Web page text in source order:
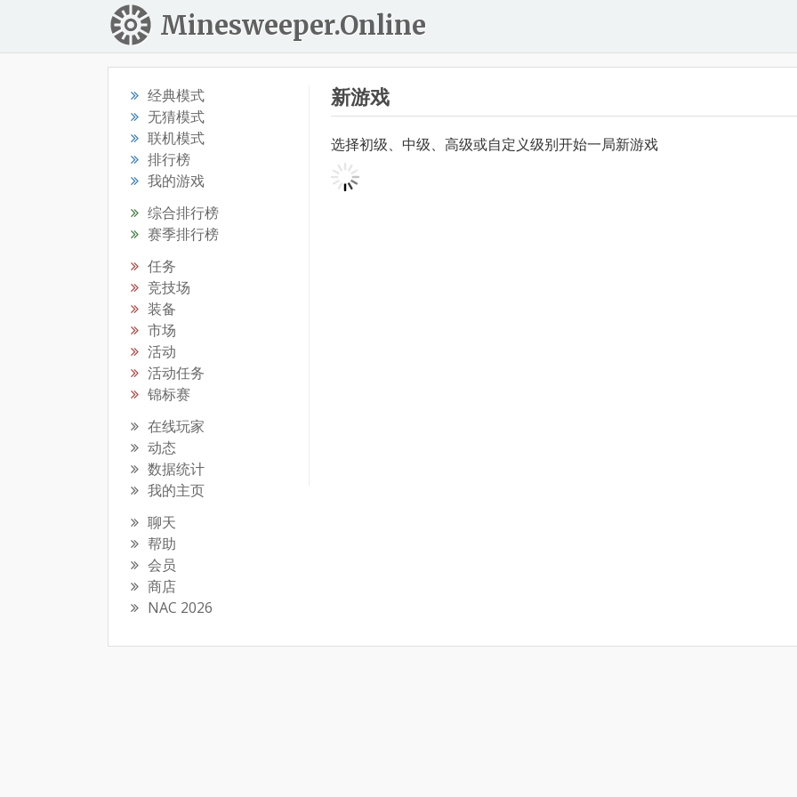
Minesweeper.Online
经典模式
无猜模式
联机模式
排行榜
我的游戏
综合排行榜
赛季排行榜
任务
竞技场
装备
市场
活动
活动任务
锦标赛
在线玩家
动态
数据统计
我的主页
聊天
帮助
会员
商店
NAC 2026
新游戏
选择初级、中级、高级或自定义级别开始一局新游戏